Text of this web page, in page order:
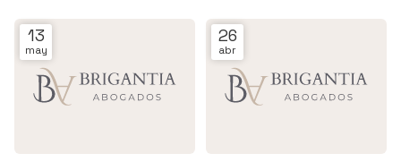
INSTANCIA N. 4 FERROL
13
may
26
abr